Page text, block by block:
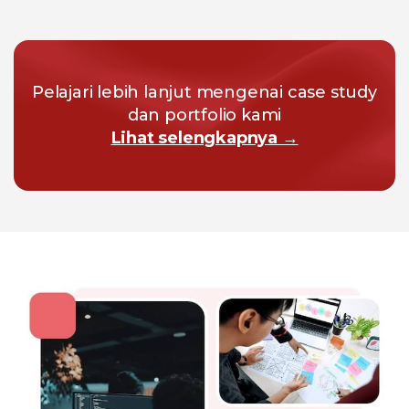
Pelajari lebih lanjut mengenai case study
dan portfolio kami
Lihat selengkapnya →